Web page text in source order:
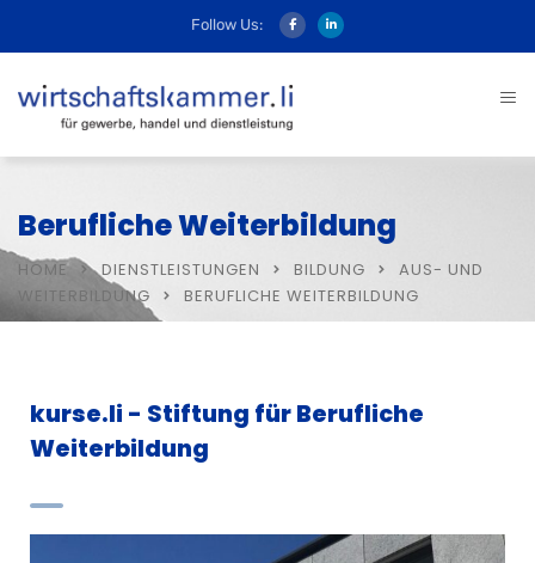
Follow Us:
Berufliche Weiterbildung
HOME DIENSTLEISTUNGEN BILDUNG
AUS- UND
WEITERBILDUNG
BERUFLICHE WEITERBILDUNG
kurse.li - Stiftung für Berufliche
Weiterbildung